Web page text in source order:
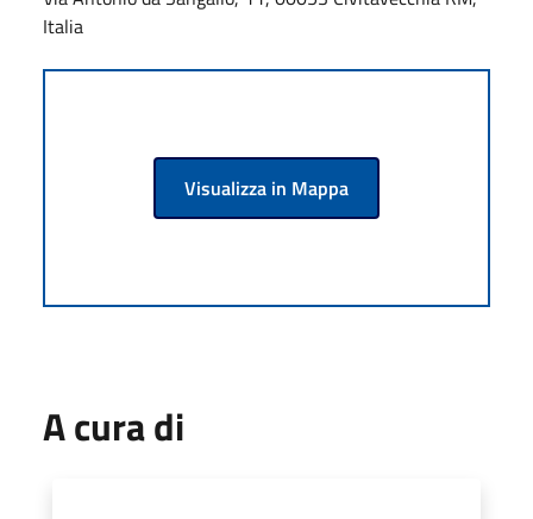
Italia
Visualizza in Mappa
A cura di